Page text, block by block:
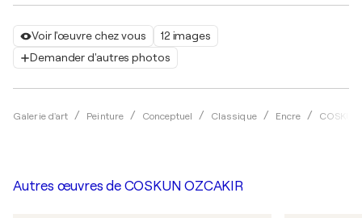
Voir l'œuvre chez vous
12 images
Demander d'autres photos
Galerie d'art Peinture Conceptuel Classique Encre
Autres œuvres de COSKUN OZCAKIR